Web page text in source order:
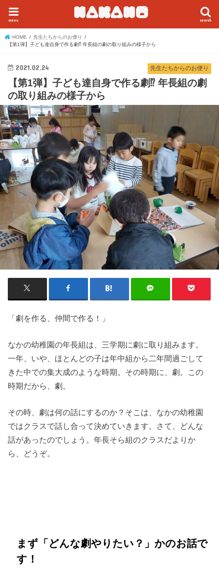
search
menu
HOME
先生たちからのお便り
【第1弾】子ども達自身で作る劇⁉︎ 年長組の劇の取り組みの様子から
先生たちからのお便り
2021.02.24
【第1弾】子ども達自身で作る劇⁉︎ 年長組の劇
の取り組みの様子から
「劇を作る、仲間で作る！」
なかの幼稚園の年長組は、三学期に劇に取り組みます。
一年、いや、ほとんどの子は年中組から二年間過ごして
きた中での集大成のような時期。その時期に、劇。この
時期だから、劇。
その時、劇は何の話にするのか？そこは、なかの幼稚園
ではクラスで話し合って決めていきます。さて、どんな
話があったのでしょう。年長そら組のクラスだよりか
ら、どうぞ。
まず「どんな劇やりたい？」かのお話で
す！